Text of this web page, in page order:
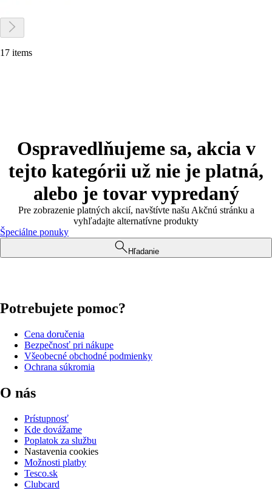
17 items
Ospravedlňujeme sa, akcia v
tejto kategórii už nie je platná,
alebo je tovar vypredaný
Pre zobrazenie platných akcií, navštívte našu Akčnú stránku a
vyhľadajte alternatívne produkty
Špeciálne ponuky
Hľadanie
Potrebujete pomoc?
Cena doručenia
Bezpečnosť pri nákupe
Všeobecné obchodné podmienky
Ochrana súkromia
O nás
Prístupnosť
Kde dovážame
Poplatok za službu
Nastavenia cookies
Možnosti platby
Tesco.sk
Clubcard